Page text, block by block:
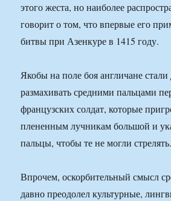
этого жеста, но наиболее
говорит о том, что впервые его
битвы при Азенкуре в 1415 году.
Якобы на поле боя англичане
размахивать средними пальцами
французских солдат, которые
плененным лучникам большой и
пальцы, чтобы те не могли стрелять.
Впрочем, оскорбительный смысл
давно преодолел культурные,